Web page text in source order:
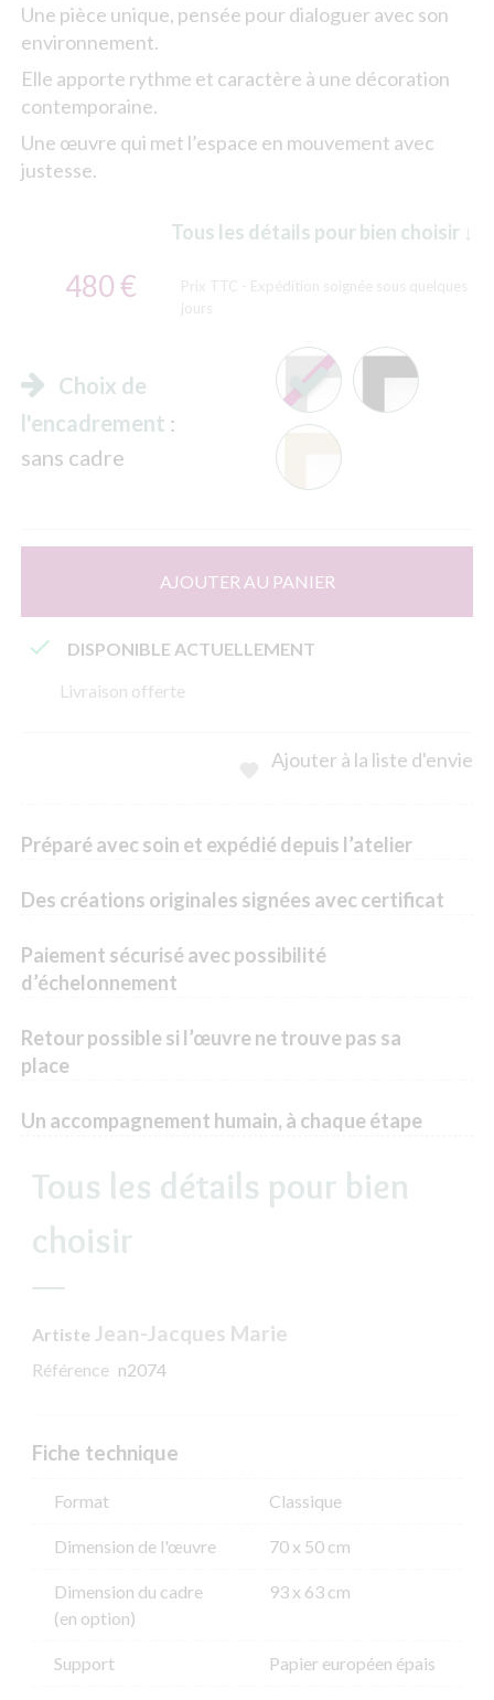
Une pièce unique, pensée pour dialoguer avec son
environnement.
Elle apporte rythme et caractère à une décoration
contemporaine.
Une œuvre qui met l’espace en mouvement avec
justesse.
Tous les détails pour bien choisir ↓
480 € Prix TTC
- Expédition soignée sous quelques
jours
Choix de
l'encadrement :
sans cadre
AJOUTER AU PANIER
 DISPONIBLE ACTUELLEMENT
Livraison offerte
Ajouter à la liste d'envie
Préparé avec soin et expédié depuis l’atelier
Des créations originales signées avec certificat
Paiement sécurisé avec possibilité
d’échelonnement
Retour possible si l’œuvre ne trouve pas sa
place
Un accompagnement humain, à chaque étape
Tous les détails pour bien
choisir
Artiste Jean-Jacques Marie
Référence n2074
Fiche technique
Format Classique
Dimension de l'​œuvre 70 x 50 cm
Dimension du cadre
(en option)
93 x 63 cm
Support Papier européen épais